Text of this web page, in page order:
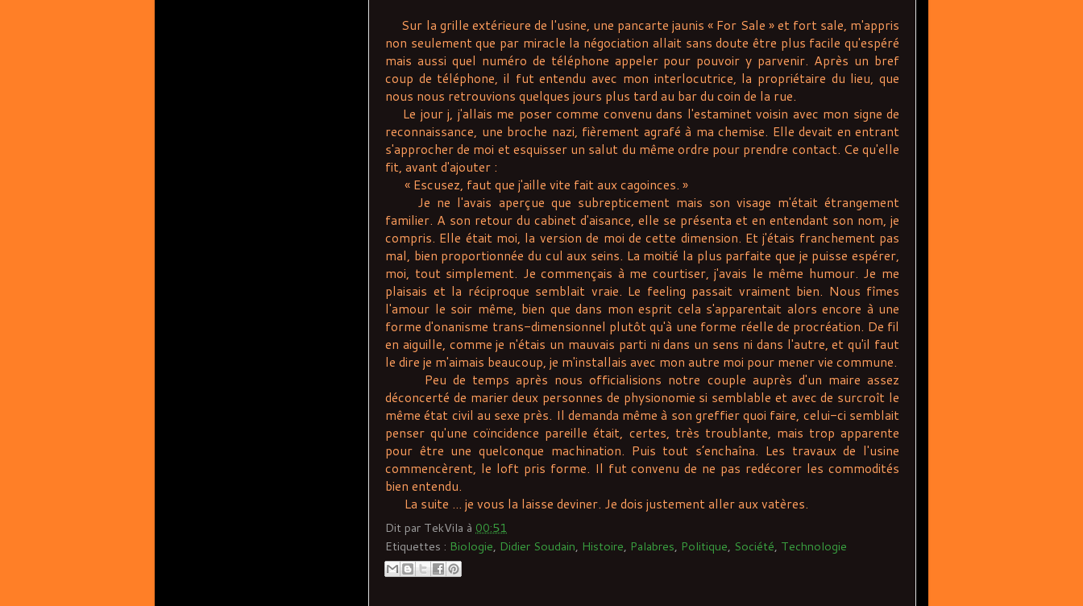
Sur la grille extérieure de l'usine, une pancarte jaunis « For Sale » et fort sale, m'appris
non seulement que par miracle la négociation allait sans doute être plus facile qu'espéré
mais aussi quel numéro de téléphone appeler pour pouvoir y parvenir. Après un bref
coup de téléphone, il fut entendu avec mon interlocutrice, la propriétaire du lieu, que
nous nous retrouvions quelques jours plus tard au bar du coin de la rue.
Le jour j, j'allais me poser comme convenu dans l'estaminet voisin avec mon signe de
reconnaissance, une broche nazi, fièrement agrafé à ma chemise. Elle devait en entrant
s'approcher de moi et esquisser un salut du même ordre pour prendre contact. Ce qu'elle
fit, avant d'ajouter :
« Escusez, faut que j'aille vite fait aux cagoinces. »
Je ne l'avais aperçue que subrepticement mais son visage m'était étrangement
familier. A son retour du cabinet d'aisance, elle se présenta et en entendant son nom, je
compris. Elle était moi, la version de moi de cette dimension. Et j'étais franchement pas
mal, bien proportionnée du cul aux seins. La moitié la plus parfaite que je puisse espérer,
moi, tout simplement. Je commençais à me courtiser, j'avais le même humour. Je me
plaisais et la réciproque semblait vraie. Le feeling passait vraiment bien. Nous fîmes
l'amour le soir même, bien que dans mon esprit cela s'apparentait alors encore à une
forme d'onanisme trans-dimensionnel plutôt qu'à une forme réelle de procréation. De fil
en aiguille, comme je n'étais un mauvais parti ni dans un sens ni dans l'autre, et qu'il faut
le dire je m'aimais beaucoup, je m'installais avec mon autre moi pour mener vie commune.
Peu de temps après nous officialisions notre couple auprès d'un maire assez
déconcerté de marier deux personnes de physionomie si semblable et avec de surcroît le
même état civil au sexe près. Il demanda même à son greffier quoi faire, celui-ci semblait
penser qu'une coïncidence pareille était, certes, très troublante, mais trop apparente
pour être une quelconque machination. Puis tout s’enchaîna. Les travaux de l'usine
commencèrent, le loft pris forme. Il fut convenu de ne pas redécorer les commodités
bien entendu.
La suite ... je vous la laisse deviner. Je dois justement aller aux vatères.
Dit par TekVila à 00:51
Etiquettes : Biologie, Didier Soudain, Histoire, Palabres, Politique, Société, Technologie